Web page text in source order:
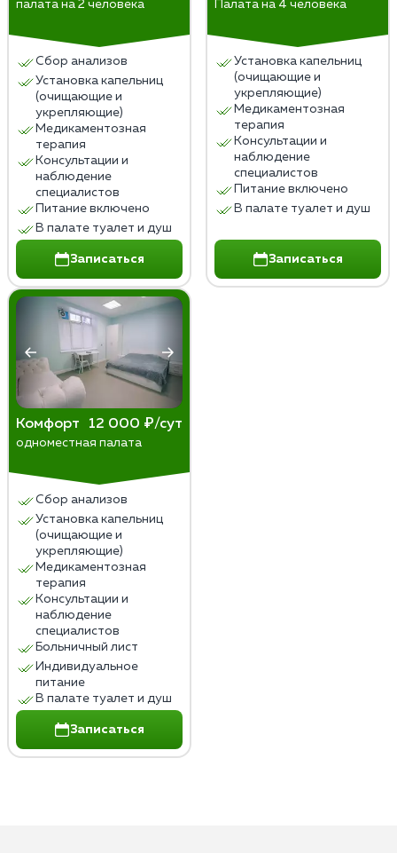
палата на 2 человека
Сбор анализов
Установка капельниц
(очищающие и
укрепляющие)
Медикаментозная
терапия
Консультации и
наблюдение
специалистов
Питание включено
В палате туалет и душ
Записаться
Палата на 4 человека
Установка капельниц
(очищающие и
укрепляющие)
Медикаментозная
терапия
Консультации и
наблюдение
специалистов
Питание включено
В палате туалет и душ
Записаться
Комфорт 12 000 ₽/сут
одноместная палата
Сбор анализов
Установка капельниц
(очищающие и
укрепляющие)
Медикаментозная
терапия
Консультации и
наблюдение
специалистов
Больничный лист
Индивидуальное
питание
В палате туалет и душ
Записаться